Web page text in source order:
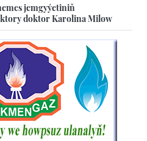
jemgyýetiniň
doktor Karolina Milow